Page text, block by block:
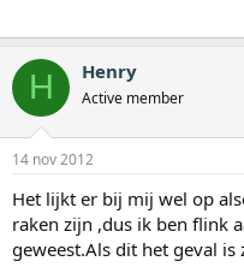
H Henry
Active member
14 nov 2012
Het lijkt er bij mij wel op
raken zijn ,dus ik ben flink
geweest.Als dit het geval